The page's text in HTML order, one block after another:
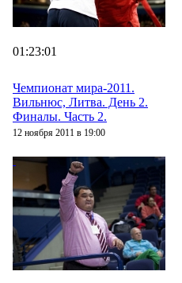
01:23:01
Чемпионат мира-2011.
Вильнюс, Литва. День 2.
Финалы. Часть 2.
12 ноября 2011 в 19:00